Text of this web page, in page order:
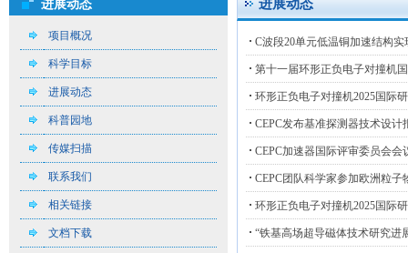
进展动态
项目概况
科学目标
进展动态
科普园地
传媒扫描
联系我们
相关链接
文档下载
进展动态
C波段20单元低温铜加速结构
第十一届环形正负电子对撞机
环形正负电子对撞机2025国际
CEPC发布基准探测器技术设
CEPC加速器国际评审委员会会
CEPC团队科学家参加欧洲粒
环形正负电子对撞机2025国际
“铁基高场超导磁体技术研究进